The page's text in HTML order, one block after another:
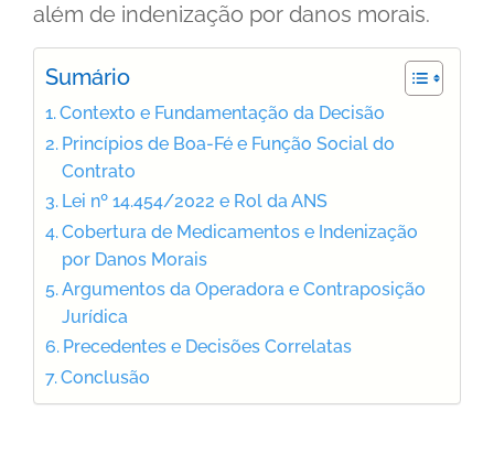
além de indenização por danos morais.
Sumário
Contexto e Fundamentação da Decisão
Princípios de Boa-Fé e Função Social do
Contrato
Lei nº 14.454/2022 e Rol da ANS
Cobertura de Medicamentos e Indenização
por Danos Morais
Argumentos da Operadora e Contraposição
Jurídica
Precedentes e Decisões Correlatas
Conclusão